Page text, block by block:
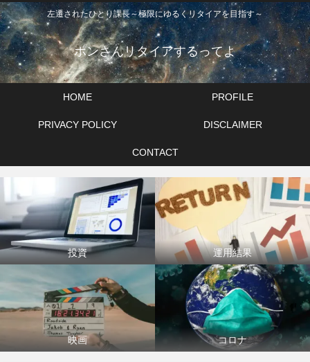
左遷されたひとり課長～極限にゆるくリタイアを目指す～
ポンさんリタイアするってよ
HOME PROFILE
PRIVACY POLICY DISCLAIMER
CONTACT
投資 運用結果
映画 コロナ